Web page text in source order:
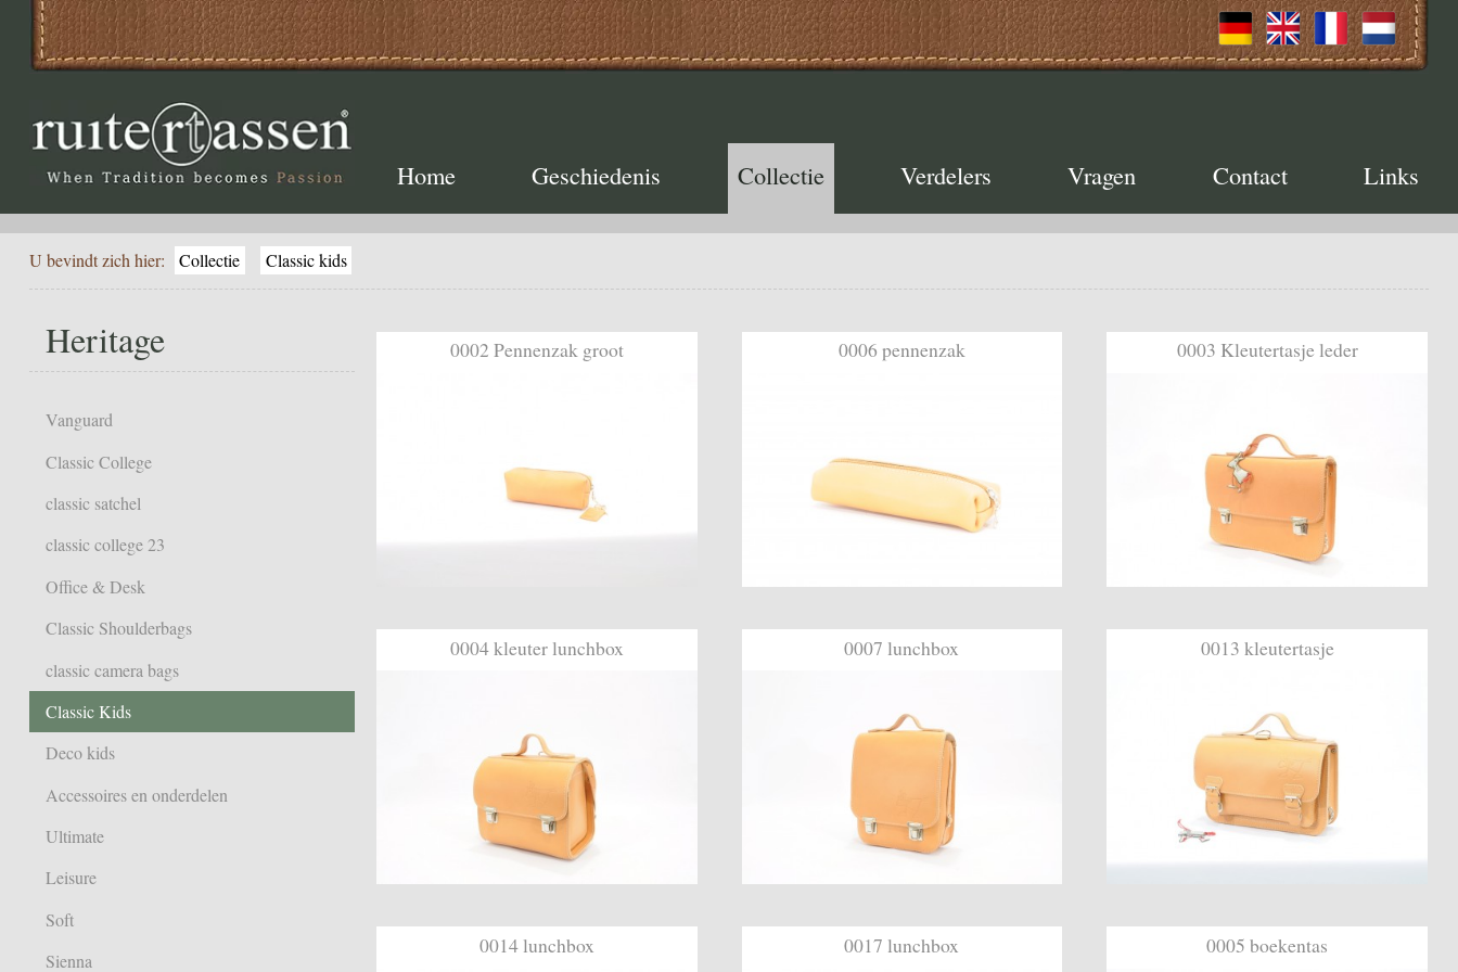
Home Geschiedenis Collectie Verdelers Vragen Contact Links
U bevindt zich hier: Collectie Classic kids
Heritage
Vanguard
Classic College
classic satchel
classic college 23
Office & Desk
Classic Shoulderbags
classic camera bags
Classic Kids
Deco kids
Accessoires en onderdelen
Ultimate
Leisure
Soft
Sienna
0002 Pennenzak groot 0006 pennenzak 0003 Kleutertasje leder
0004 kleuter lunchbox 0007 lunchbox 0013 kleutertasje
0014 lunchbox 0017 lunchbox 0005 boekentas